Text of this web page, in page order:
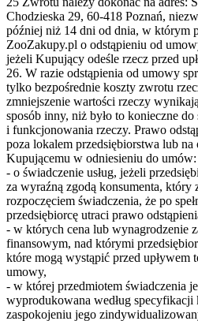
Chodzieska 29, 60-418 Poznań,
później niż 14 dni od dnia, w którym
ZooZakupy.pl o odstąpieniu od
jeżeli Kupujący odeśle rzecz przed
26. W razie odstąpienia od umowy
tylko bezpośrednie koszty zwrotu
zmniejszenie wartości rzeczy
sposób inny, niż było to konieczne
i funkcjonowania rzeczy. Prawo
poza lokalem przedsiębiorstwa lub na
Kupującemu w odniesieniu do umów:
- o świadczenie usług, jeżeli
za wyraźną zgodą konsumenta, który
rozpoczęciem świadczenia, że po
przedsiębiorcę utraci prawo
- w których cena lub wynagrodzenie
finansowym, nad którymi
które mogą wystąpić przed upływem
umowy,
- w której przedmiotem świadczenia
wyprodukowana według specyfikacji
zaspokojeniu jego